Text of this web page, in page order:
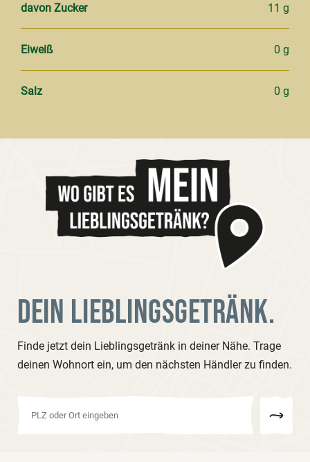
davon Zucker 11 g
Eiweiß 0 g
Salz 0 g
DEIN LIEBLINGSGETRÄNK.
Finde jetzt dein Lieblingsgetränk in deiner Nähe. Trage
deinen Wohnort ein, um den nächsten Händler zu finden.